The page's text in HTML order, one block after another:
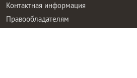
Контактная информация
Правообладателям